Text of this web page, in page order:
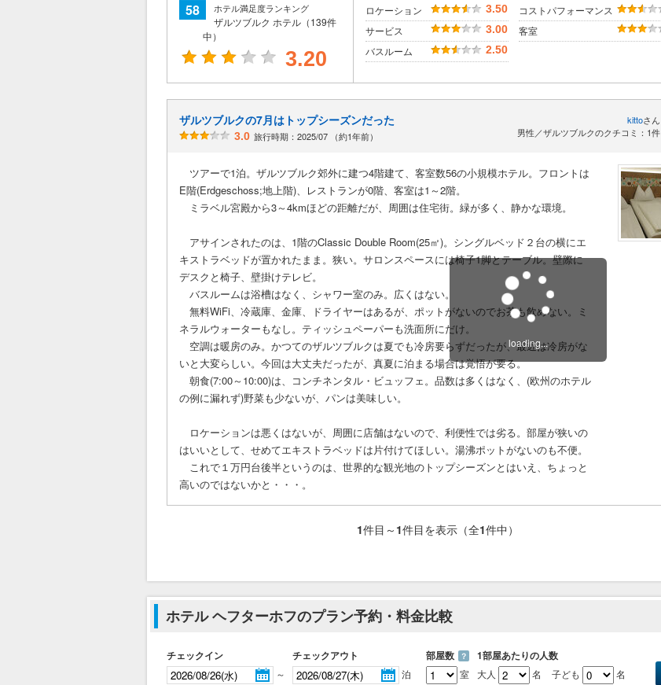
58 ホテル満足度ランキング
ザルツブルク ホテル（139件
中）
3.20
ロケーション 3.50 コストパフォーマンス
サービス 3.00 客室
バスルーム 2.50
ザルツブルクの7月はトップシーズンだった
3.0 旅行時期：2025/07 （約1年前）
kittoさん
男性／ザルツブルクのクチコミ：1件
ツアーで1泊。ザルツブルク郊外に建つ4階建て、客室数56の小規模ホテル。フロントは
E階(Erdgeschoss;地上階)、レストランが0階、客室は1～2階。
ミラベル宮殿から3～4kmほどの距離だが、周囲は住宅街。緑が多く、静かな環境。
アサインされたのは、1階のClassic Double Room(25㎡)。シングルベッド２台の横にエ
キストラベッドが置かれたまま。狭い。サロンスペースには椅子1脚とテーブル。壁際に
デスクと椅子、壁掛けテレビ。
バスルームは浴槽はなく、シャワー室のみ。広くはない。
無料WiFi、冷蔵庫、金庫、ドライヤーはあるが、ポットがないのでお茶も飲めない。ミ
ネラルウォーターもなし。ティッシュペーパーも洗面所にだけ。
空調は暖房のみ。かつてのザルツブルクは夏でも冷房要らずだったが、最近は冷房がな
いと大変らしい。今回は大丈夫だったが、真夏に泊まる場合は覚悟が要る。
朝食(7:00～10:00)は、コンチネンタル・ビュッフェ。品数は多くはなく、(欧州のホテル
の例に漏れず)野菜も少ないが、パンは美味しい。
ロケーションは悪くはないが、周囲に店舗はないので、利便性では劣る。部屋が狭いの
はいいとして、せめてエキストラベッドは片付けてほしい。湯沸ポットがないのも不便。
これで１万円台後半というのは、世界的な観光地のトップシーズンとはいえ、ちょっと
高いのではないかと・・・。
1件目～ 1件目を表示（全1件中）
ホテル ヘフターホフのプラン予約・料金比較
チェックイン
～
チェックアウト
泊
部屋数 ？
室
1部屋あたりの人数
大人 名 子ども 名
loading...